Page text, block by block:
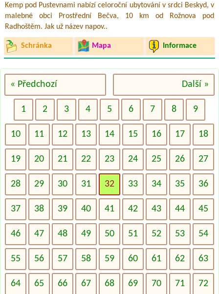
Kemp pod Pustevnami nabízí celoroční ubytování v srdci Beskyd, v
malebné obci Prostřední Bečva, 10 km od Rožnova pod
Radhoštěm. Jak už název napov..
Schránka Mapa Informace
« Předchozí Další »
1 2 3 4 5 6 7 8 9
10 11 12 13 14 15 16 17 18
19 20 21 22 23 24 25 26 27
28 29 30 31 32 33 34 35 36
37 38 39 40 41 42 43 44 45
46 47 48 49 50 51 52 53 54
55 56 57 58 59 60 61 62 63
64 65 66 67 68 69 70 71 72